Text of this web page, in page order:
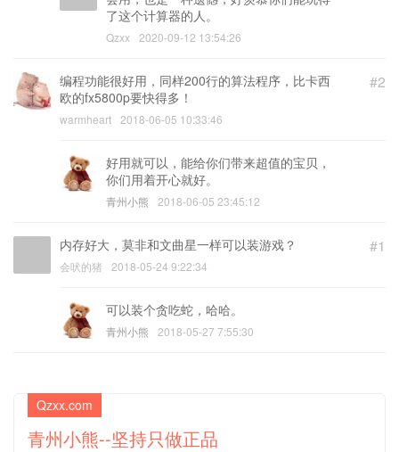
了这个计算器的人。
Qzxx 2020-09-12 13:54:26
#2
编程功能很好用，同样200行的算法程序，比卡西
欧的fx5800p要快得多！
warmheart 2018-06-05 10:33:46
好用就可以，能给你们带来超值的宝贝，
你们用着开心就好。
青州小熊 2018-06-05 23:45:12
#1
内存好大，莫非和文曲星一样可以装游戏？
会吠的猪 2018-05-24 9:22:34
可以装个贪吃蛇，哈哈。
青州小熊 2018-05-27 7:55:30
Qzxx.com
青州小熊--坚持只做正品